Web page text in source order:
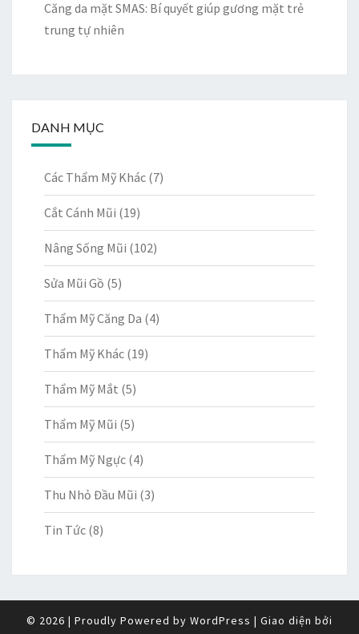
Căng da mặt SMAS: Bí quyết giúp gương mặt trẻ
trung tự nhiên
DANH MỤC
Các Thẩm Mỹ Khác (7)
Cắt Cánh Mũi (19)
Nâng Sống Mũi (102)
Sửa Mũi Gồ (5)
Thẩm Mỹ Căng Da (4)
Thẩm Mỹ Khác (19)
Thẩm Mỹ Mắt (5)
Thẩm Mỹ Mũi (5)
Thẩm Mỹ Ngực (4)
Thu Nhỏ Đầu Mũi (3)
Tin Tức (8)
© 2026 | Proudly Powered by WordPress | Giao diện bởi